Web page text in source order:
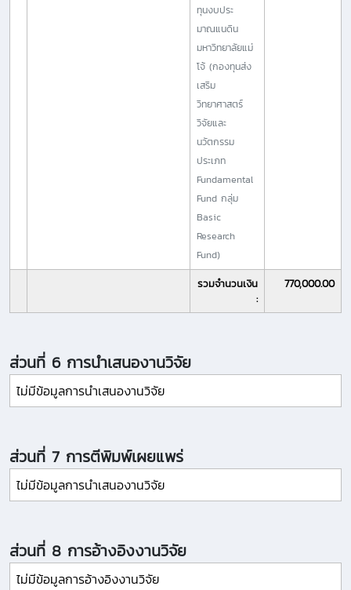
ทุนงบประ
มาณแนดิน
มหาวิทยาลัยแม่
โจ้ (กองทุนส่ง
เสริม
วิทยาศาสตร์
วิจัยและ
นวัตกรรม
ประเภท
Fundamental
Fund กลุ่ม
Basic
Research
Fund)
รวมจำนวนเงิน
:
770,000.00
ส่วนที่ 6 การนำเสนองานวิจัย
ไม่มีข้อมูลการนำเสนองานวิจัย
ส่วนที่ 7 การตีพิมพ์เผยแพร่
ไม่มีข้อมูลการนำเสนองานวิจัย
ส่วนที่ 8 การอ้างอิงงานวิจัย
ไม่มีข้อมูลการอ้างอิงงานวิจัย